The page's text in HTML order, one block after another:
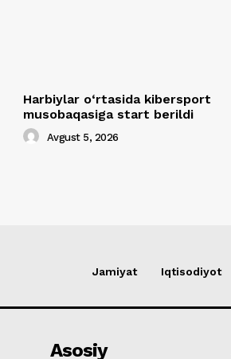
Harbiylar o‘rtasida kibersport
musobaqasiga start berildi
Avgust 5, 2026
Jamiyat Iqtisodiyot
Asosiy